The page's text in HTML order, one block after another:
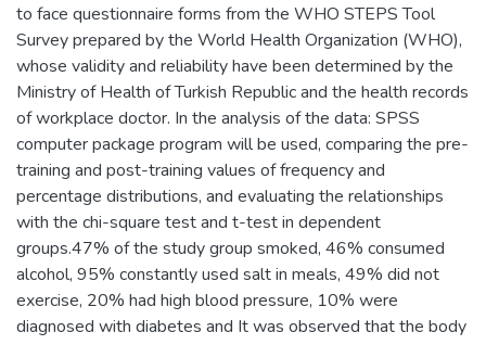
to face questionnaire forms from the WHO STEPS Tool
Survey prepared by the World Health Organization (WHO),
whose validity and reliability have been determined by the
Ministry of Health of Turkish Republic and the health records
of workplace doctor. In the analysis of the data: SPSS
computer package program will be used, comparing the pre-
training and post-training values of frequency and
percentage distributions, and evaluating the relationships
with the chi-square test and t-test in dependent
groups.47% of the study group smoked, 46% consumed
alcohol, 95% constantly used salt in meals, 49% did not
exercise, 20% had high blood pressure, 10% were
diagnosed with diabetes and It was observed that the body